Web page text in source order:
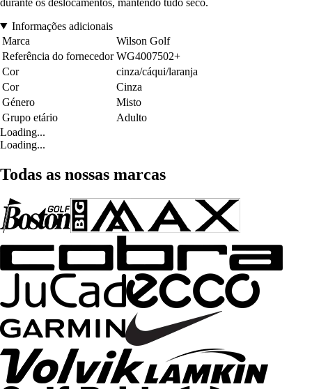
Informações adicionais
Marca
Wilson Golf
Referência do fornecedor WG4007502+
Cor
cinza/cáqui/laranja
Cor
Cinza
Género
Misto
Grupo etário
Adulto
Loading...
Loading...
Todas as nossas marcas